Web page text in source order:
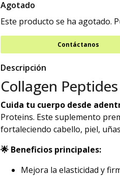
Agotado
Este producto se ha agotado.
Contáctanos
Descripción
Collagen
Cuida tu cuerpo desde
Proteins. Este suplemento
fortaleciendo cabello, piel,
🌟 Beneficios principales:
Mejora la elasticidad y